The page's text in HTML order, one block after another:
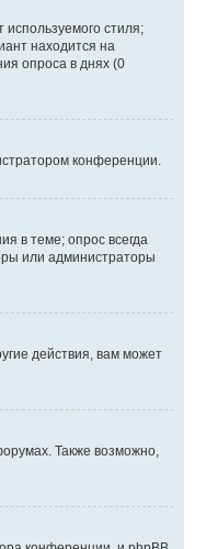
стиля;
находится на
опроса в днях (0
конференции.
в теме; опрос всегда
или администраторы
действия, вам может
Также возможно,